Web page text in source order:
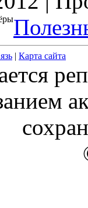
| Карта сайта